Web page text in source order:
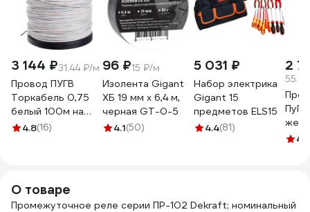
3 144 ₽31.44 ₽/м
Провод ПУГВ
Торкабель 0,75
белый 100м на
катушке
4.8(16)
96 ₽15 ₽/м
Изолента Gigant
ХБ 19 мм х 6,4 м,
черная GT-0-5
4.1(50)
5 031 ₽
Набор электрика
Gigant 15
предметов ELS15
4.4(81)
2
ПуГВ
50м
4.9
О товаре
Промежуточное реле серии ПР-102 Dekraft; номинальный